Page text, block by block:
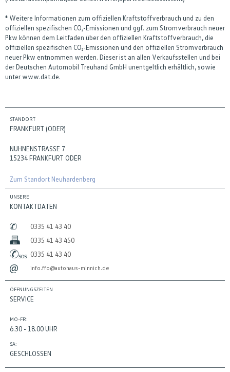
* Weitere Informationen zum offiziellen Kraftstoffverbrauch und zu den
offiziellen spezifischen CO₂-Emissionen und ggf. zum Stromverbrauch neuer
Pkw können dem Leitfaden über den offiziellen Kraftstoffverbrauch, die
offiziellen spezifischen CO₂-Emissionen und den offiziellen Stromverbrauch
neuer Pkw entnommen werden. Dieser ist an allen Verkaufsstellen und bei
der Deutschen Automobil Treuhand GmbH unentgeltlich erhältlich, sowie
unter www.dat.de.
STANDORT
FRANKFURT (ODER)
NUHNENSTRASSE 7
15234 FRANKFURT ODER
Zum Standort Neuhardenberg
UNSERE
KONTAKTDATEN
0335 41 43 40
0335 41 43 450
0335 41 43 40
info.ffo@autohaus-minnich.de
ÖFFNUNGSZEITEN
SERVICE
MO-FR:
6.30 - 18.00 UHR
SA:
GESCHLOSSEN